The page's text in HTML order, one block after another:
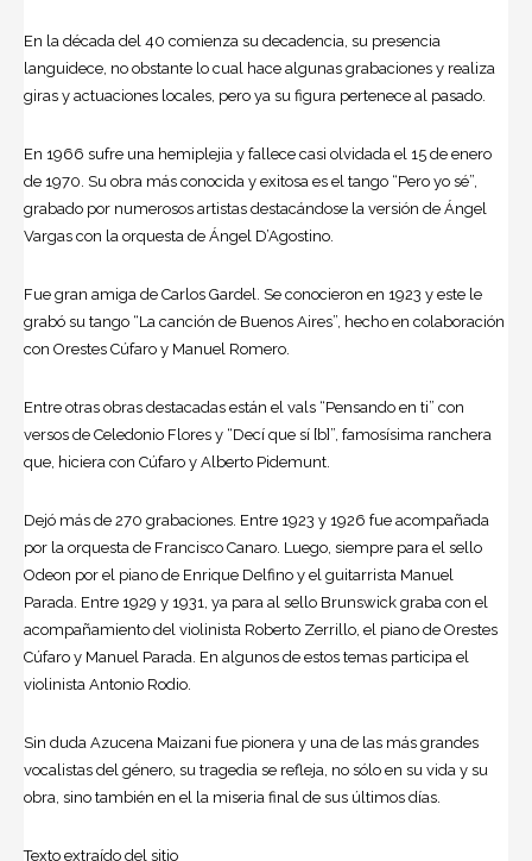
En la década del 40 comienza su decadencia, su presencia
languidece, no obstante lo cual hace algunas grabaciones y realiza
giras y actuaciones locales, pero ya su figura pertenece al pasado.
En 1966 sufre una hemiplejia y fallece casi olvidada el 15 de enero
de 1970. Su obra más conocida y exitosa es el tango “Pero yo sé”,
grabado por numerosos artistas destacándose la versión de Ángel
Vargas con la orquesta de Ángel D’Agostino.
Fue gran amiga de Carlos Gardel. Se conocieron en 1923 y este le
grabó su tango “La canción de Buenos Aires”, hecho en colaboración
con Orestes Cúfaro y Manuel Romero.
Entre otras obras destacadas están el vals “Pensando en ti” con
versos de Celedonio Flores y “Decí que sí [b]”, famosísima ranchera
que, hiciera con Cúfaro y Alberto Pidemunt.
Dejó más de 270 grabaciones. Entre 1923 y 1926 fue acompañada
por la orquesta de Francisco Canaro. Luego, siempre para el sello
Odeon por el piano de Enrique Delfino y el guitarrista Manuel
Parada. Entre 1929 y 1931, ya para al sello Brunswick graba con el
acompañamiento del violinista Roberto Zerrillo, el piano de Orestes
Cúfaro y Manuel Parada. En algunos de estos temas participa el
violinista Antonio Rodio.
Sin duda Azucena Maizani fue pionera y una de las más grandes
vocalistas del género, su tragedia se refleja, no sólo en su vida y su
obra, sino también en el la miseria final de sus últimos días.
Texto extraído del sitio